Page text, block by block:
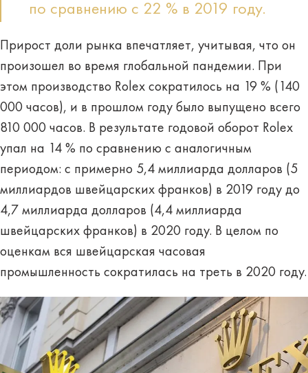
по сравнению с 22 % в 2019 году.
Прирост доли рынка впечатляет, учитывая, что он
произошел во время глобальной пандемии. При
этом производство Rolex сократилось на 19 % (140
000 часов), и в прошлом году было выпущено всего
810 000 часов. В результате годовой оборот Rolex
упал на 14 % по сравнению с аналогичным
периодом: с примерно 5,4 миллиарда долларов (5
миллиардов швейцарских франков) в 2019 году до
4,7 миллиарда долларов (4,4 миллиарда
швейцарских франков) в 2020 году. В целом по
оценкам вся швейцарская часовая
промышленность сократилась на треть в 2020 году.